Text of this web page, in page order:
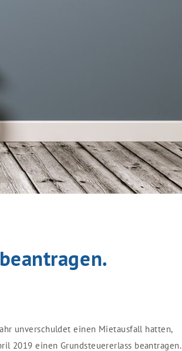
unverschuldet einen Mietausfall hatten,
2019 einen Grundsteuererlass beantragen.